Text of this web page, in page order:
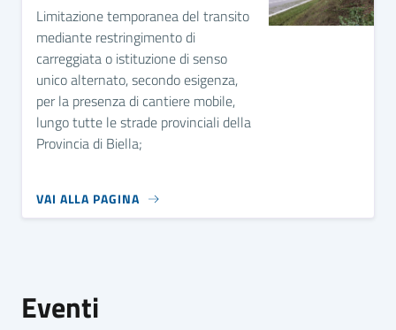
Limitazione temporanea del transito
mediante restringimento di
carreggiata o istituzione di senso
unico alternato, secondo esigenza,
per la presenza di cantiere mobile,
lungo tutte le strade provinciali della
Provincia di Biella;
VAI ALLA PAGINA
Eventi